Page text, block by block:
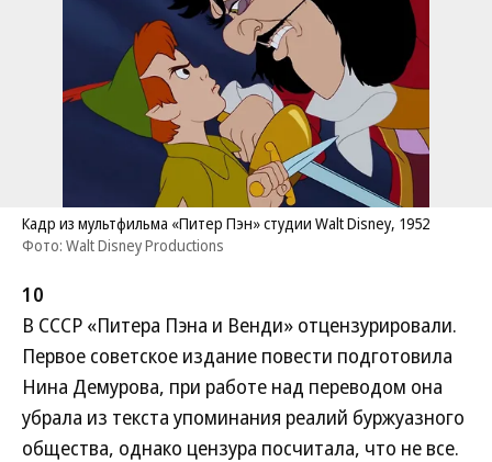
Кадр из мультфильма «Питер Пэн» студии Walt Disney, 1952
Фото: Walt Disney Productions
10
В СССР «Питера Пэна и Венди» отцензурировали.
Первое советское издание повести подготовила
Нина Демурова, при работе над переводом она
убрала из текста упоминания реалий буржуазного
общества, однако цензура посчитала, что не все.